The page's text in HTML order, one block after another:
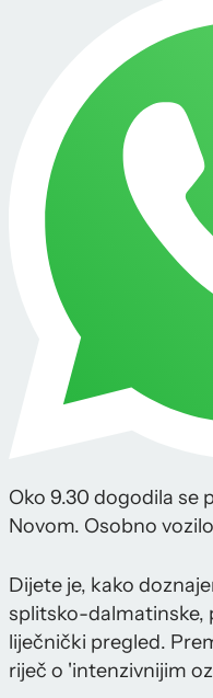
Oko 9.30 dogodila se
Novom. Osobno
Dijete je, kako
splitsko-dalmatinske,
liječnički pregled.
riječ o 'intenzivnijim